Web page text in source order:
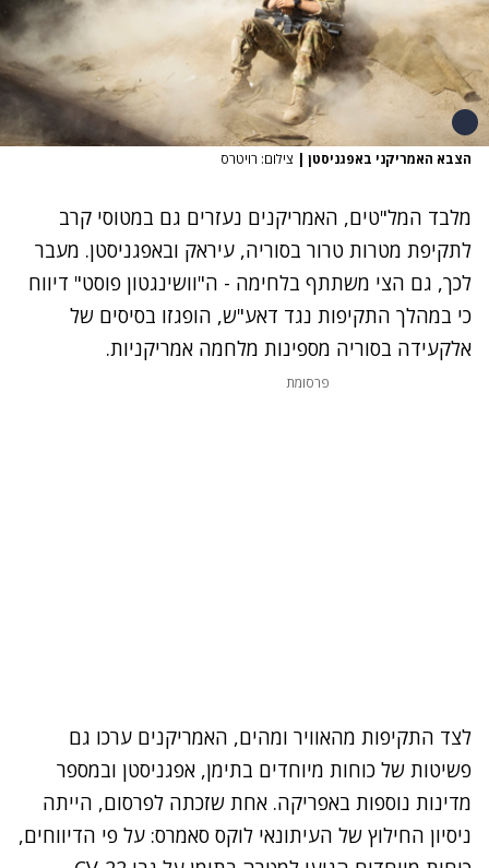
הצבא האמריקני באפגניסטן | צילום: רויטרס
מלבד המל"טים, האמריקנים נעזרים גם במטוסי קרב
לתקיפת מטרות טרור בסוריה, עיראק ובאפגניסטן. מעבר
לכך, גם הצי משתתף בלחימה - ה"וושינגטון פוסט" דיווח
כי במהלך התקיפות נגד דאע"ש, הופגזו בסיסים של
אלקעידה בסוריה מספינות מלחמה אמריקניות.
פרסומת
לצד התקיפות מהאוויר ומהים, האמריקנים ערכו גם
פשיטות של כוחות מיוחדים בתימן, אפגניסטן ובמספר
מדינות נוספות באפריקה. אחת שזכתה לפרסום, הייתה
ניסיון החילוץ של העיתונאי לוקס סאמרס: על פי הדיווחים,